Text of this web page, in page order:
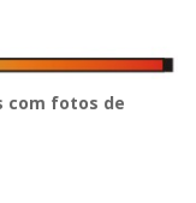
com fotos de